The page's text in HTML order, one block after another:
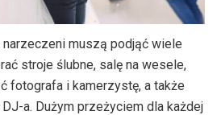
muszą podjąć wiele
stroje ślubne, salę na wesele,
fotografa i kamerzystę, a także
a. Dużym przeżyciem dla każdej